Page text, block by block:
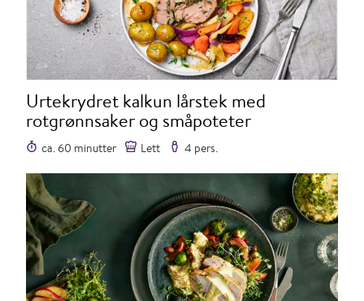
Urtekrydret kalkun lårstek med
rotgrønnsaker og småpoteter
ca. 60 minutter Lett 4 pers.